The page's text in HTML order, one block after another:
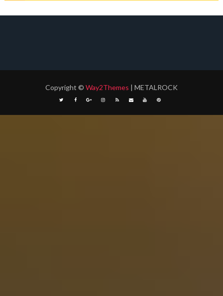
Copyright © Way2Themes | METALROCK